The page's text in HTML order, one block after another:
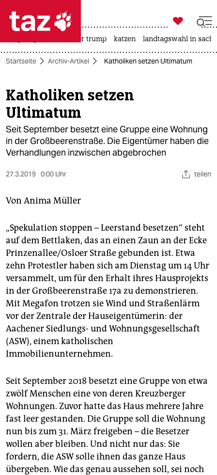
 taz zahl ich
taz zahl ich
themen
politik
öko
gesellschaft
kultur
sport
nord
wahrheit
verlag
verlag
veranstaltungen
shop
fragen & hilfe
unterstützen
abo
genossenschaft
epaper login

taz zahl ich
usa unter trump katzen landtagswahl in
Startseite Archiv-Artikel Katholiken setzen Ultimatum
Katholiken setzen
Ultimatum
Seit September besetzt eine Gruppe eine Wohnung
in der Großbeerenstraße. Die Eigentümer haben die
Verhandlungen inzwischen abgebrochen
27.3.2019 0:00 Uhr teilen
Von Anima Müller
„Spekulation stoppen – Leerstand besetzen“ steht
auf dem Bettlaken, das an einen Zaun an der Ecke
Prinzenallee/Osloer Straße gebunden ist. Etwa
zehn Protestler haben sich am Dienstag um 14 Uhr
versammelt, um für den Erhalt ihres Hausprojekts
in der Großbeerenstraße 17a zu demonstrieren.
Mit Megafon trotzen sie Wind und Straßenlärm
vor der Zentrale der Hauseigentümerin: der
Aachener Siedlungs- und Wohnungsgesellschaft
(ASW), einem katholischen
Immobilienunternehmen.
Seit September 2018 besetzt eine Gruppe von etwa
zwölf Menschen eine von deren Kreuzberger
Wohnungen. Zuvor hatte das Haus mehrere Jahre
fast leer gestanden. Die Gruppe soll die Wohnung
nun bis zum 31. März freigeben – die Besetzer
wollen aber bleiben. Und nicht nur das: Sie
fordern, die ASW solle ihnen das ganze Haus
übergeben. Wie das genau aussehen soll, sei noch